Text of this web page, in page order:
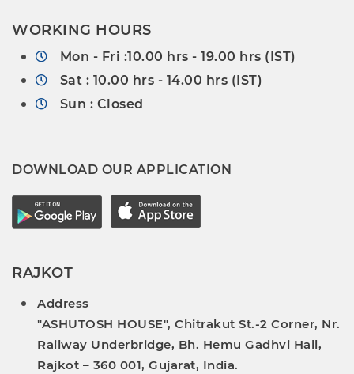
WORKING HOURS
Mon - Fri :10.00 hrs - 19.00 hrs (IST)
Sat : 10.00 hrs - 14.00 hrs (IST)
Sun : Closed
DOWNLOAD OUR APPLICATION
RAJKOT
Address
"ASHUTOSH HOUSE", Chitrakut St.-2 Corner, Nr.
Railway Underbridge, Bh. Hemu Gadhvi Hall,
Rajkot – 360 001, Gujarat, India.